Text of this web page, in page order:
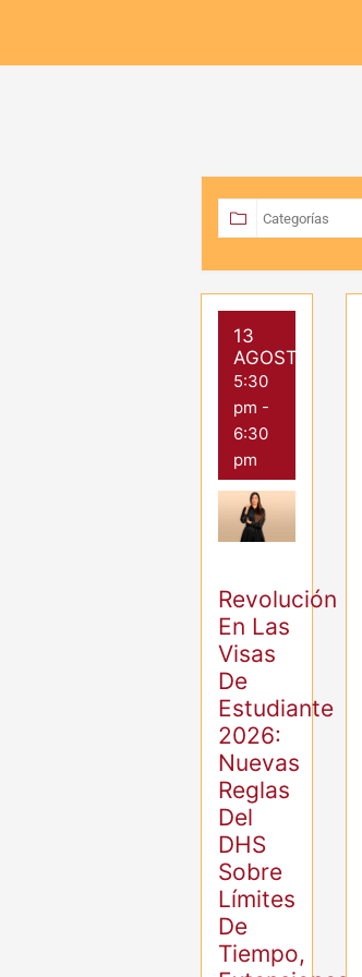
13
AGOSTO
5:30
pm -
6:30
pm
Revolución
En Las
Visas
De
Estudiante
2026:
Nuevas
Reglas
Del
DHS
Sobre
Límites
De
Tiempo,